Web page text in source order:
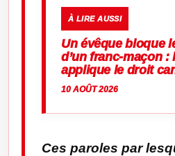
À LIRE AUSSI
Un évêque bloque
d’un franc-maçon :
applique le droit
10 AOÛT 2026
Ces paroles par